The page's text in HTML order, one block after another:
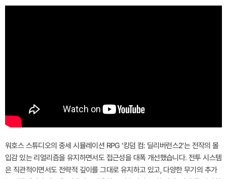
워호스 스튜디오의 중세 시뮬레이션 RPG '킹덤 컴: 딜리버런스2'는 전작의 몰
입감 있는 리얼리즘을 유지하면서도 접근성을 대폭 개선했습니다. 전투 시스템
은 직관적이면서도 전략적 깊이를 그대로 유지하고 있고, 다양한 무기의 추가